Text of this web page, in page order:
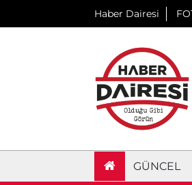
Haber Dairesi
GÜNCEL